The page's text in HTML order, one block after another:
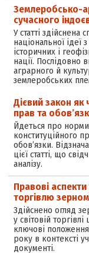
Землеробсько-
сучасного
У статті здійснена
національної ідеї
історичних і
нації. Послідовно
аграрного й
землеробських
Дієвий закон як
прав та
Йдеться про норми
конституційного
обов’язки.
цієї статті, що
аналізу.
Правові аспекти
торгівлю
Здійснено огляд
у світовій
ключові
року в контексті
документі.